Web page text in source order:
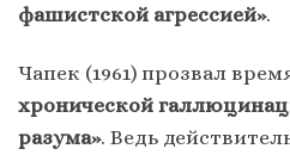
фашистской агрессией».
Чапек (1961) прозвал
хронической
разума». Ведь